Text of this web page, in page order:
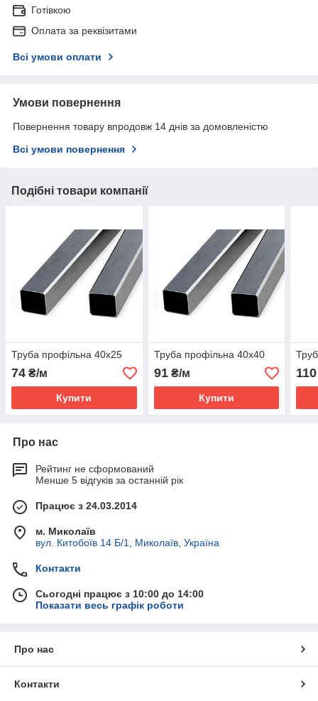
Готівкою
Оплата за реквізитами
Всі умови оплати
Умови повернення
Повернення товару впродовж 14 днів за домовленістю
Всі умови повернення
Подібні товари компанії
Труба профільна 40х25
74 ₴/м
Купити
Труба профільна 40х40
91₴/м
Купити
110
Про нас
Рейтинг не сформований
Менше 5 відгуків за останній рік
Працює з 24.03.2014
м. Миколаїв
вул. Китобоїв 14 Б/1, Миколаїв, Україна
Контакти
Сьогодні працює з 10:00 до 14:00
Показати весь графік роботи
Про нас
Контакти